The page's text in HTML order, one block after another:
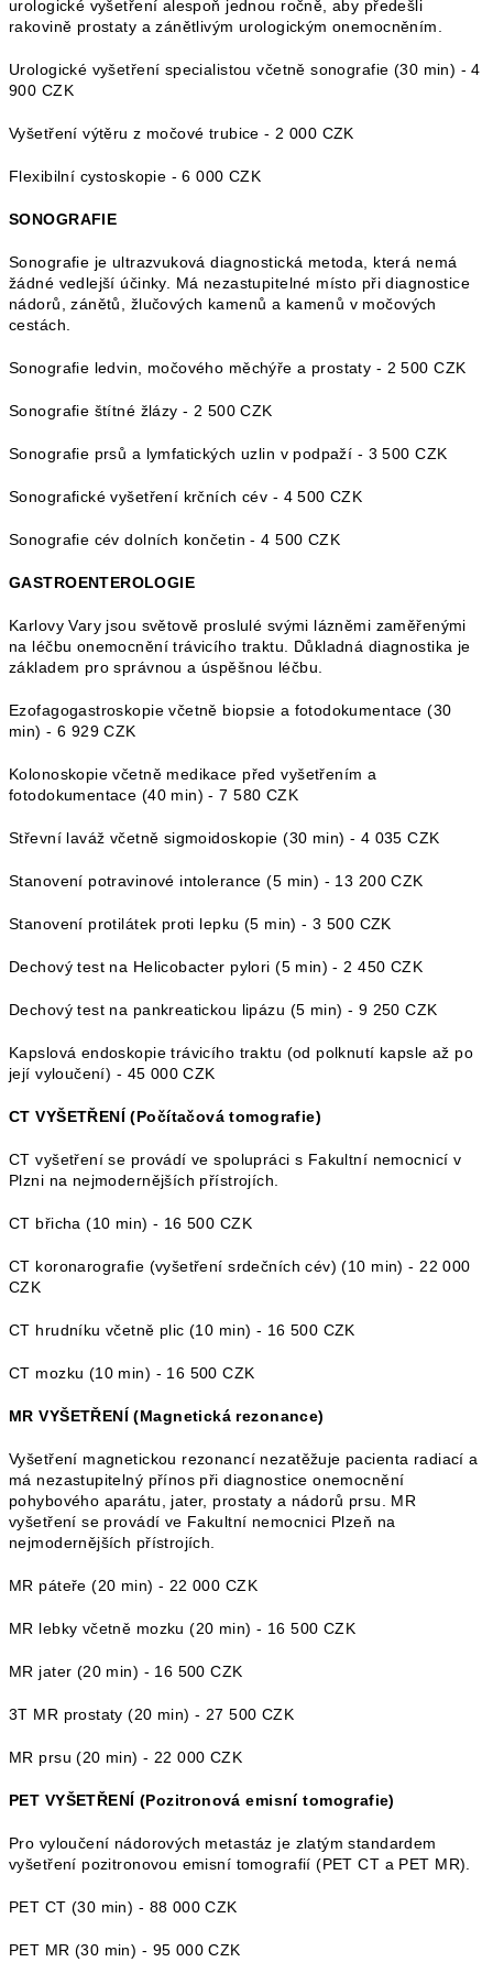
urologické vyšetření alespoň jednou ročně, aby předešli
rakovině prostaty a zánětlivým urologickým onemocněním.
Urologické vyšetření specialistou včetně sonografie (30 min) - 4
900 CZK
Vyšetření výtěru z močové trubice - 2 000 CZK
Flexibilní cystoskopie - 6 000 CZK
SONOGRAFIE
Sonografie je ultrazvuková diagnostická metoda, která nemá
žádné vedlejší účinky. Má nezastupitelné místo při diagnostice
nádorů, zánětů, žlučových kamenů a kamenů v močových
cestách.
Sonografie ledvin, močového měchýře a prostaty - 2 500 CZK
Sonografie štítné žlázy - 2 500 CZK
Sonografie prsů a lymfatických uzlin v podpaží - 3 500 CZK
Sonografické vyšetření krčních cév - 4 500 CZK
Sonografie cév dolních končetin - 4 500 CZK
GASTROENTEROLOGIE
Karlovy Vary jsou světově proslulé svými lázněmi zaměřenými
na léčbu onemocnění trávicího traktu. Důkladná diagnostika je
základem pro správnou a úspěšnou léčbu.
Ezofagogastroskopie včetně biopsie a fotodokumentace (30
min) - 6 929 CZK
Kolonoskopie včetně medikace před vyšetřením a
fotodokumentace (40 min) - 7 580 CZK
Střevní laváž včetně sigmoidoskopie (30 min) - 4 035 CZK
Stanovení potravinové intolerance (5 min) - 13 200 CZK
Stanovení protilátek proti lepku (5 min) - 3 500 CZK
Dechový test na Helicobacter pylori (5 min) - 2 450 CZK
Dechový test na pankreatickou lipázu (5 min) - 9 250 CZK
Kapslová endoskopie trávicího traktu (od polknutí kapsle až po
její vyloučení) - 45 000 CZK
CT VYŠETŘENÍ (Počítačová tomografie)
CT vyšetření se provádí ve spolupráci s Fakultní nemocnicí v
Plzni na nejmodernějších přístrojích.
CT břicha (10 min) - 16 500 CZK
CT koronarografie (vyšetření srdečních cév) (10 min) - 22 000
CZK
CT hrudníku včetně plic (10 min) - 16 500 CZK
CT mozku (10 min) - 16 500 CZK
MR VYŠETŘENÍ (Magnetická rezonance)
Vyšetření magnetickou rezonancí nezatěžuje pacienta radiací a
má nezastupitelný přínos při diagnostice onemocnění
pohybového aparátu, jater, prostaty a nádorů prsu. MR
vyšetření se provádí ve Fakultní nemocnici Plzeň na
nejmodernějších přístrojích.
MR páteře (20 min) - 22 000 CZK
MR lebky včetně mozku (20 min) - 16 500 CZK
MR jater (20 min) - 16 500 CZK
3T MR prostaty (20 min) - 27 500 CZK
MR prsu (20 min) - 22 000 CZK
PET VYŠETŘENÍ (Pozitronová emisní tomografie)
Pro vyloučení nádorových metastáz je zlatým standardem
vyšetření pozitronovou emisní tomografií (PET CT a PET MR).
PET CT (30 min) - 88 000 CZK
PET MR (30 min) - 95 000 CZK